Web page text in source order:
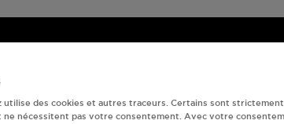
utilise des cookies et autres traceurs. Certains sont strictement
nécessitent pas votre consentement. Avec votre